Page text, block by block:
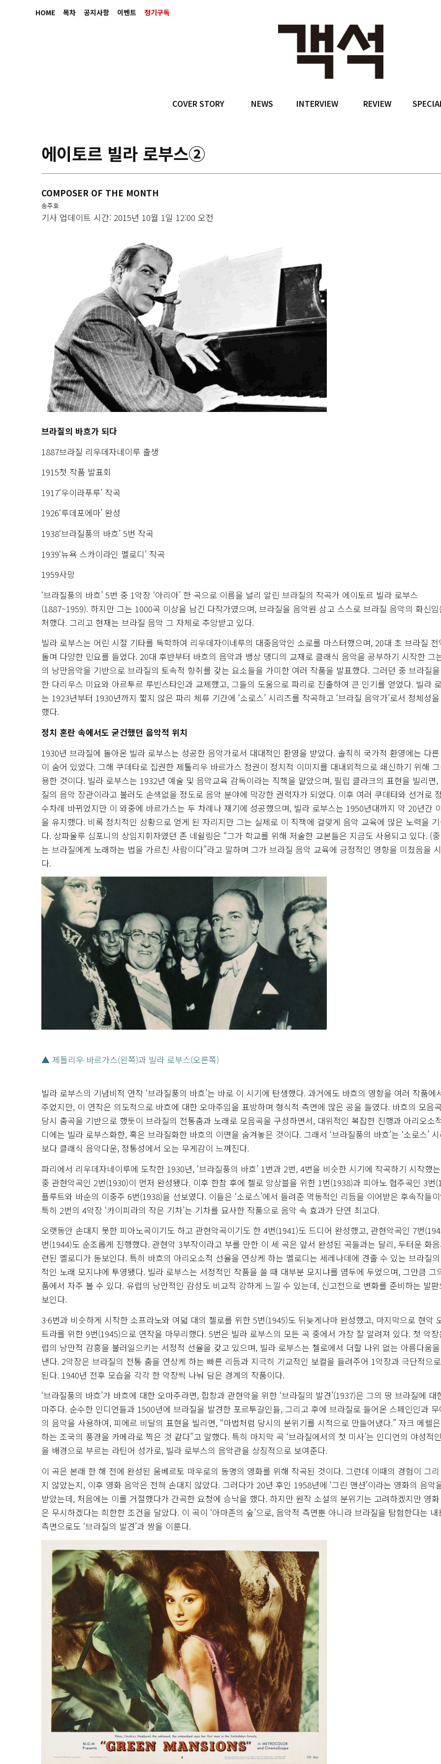
HOME 목차 공지사항 이벤트 정기구독
COVER STORY NEWS INTERVIEW REVIEW
에이토르 빌라 로부스②
COMPOSER OF THE MONTH
송주호
기사 업데이트 시간: 2015년 10월 1일 12:00 오전
브라질의 바흐가 되다
1887브라질 리우데자네이루 출생
1915첫 작품 발표회
1917‘우이라푸루’ 작곡
1926‘루데포에마’ 완성
1938‘브라질풍의 바흐’ 5번 작곡
1939‘뉴욕 스카이라인 멜로디’ 작곡
1959사망
‘브라질풍의 바흐’ 5번 중 1악장 ‘아리아’ 한 곡으로 이름을 널리 알린 브라질의 작곡가 에이토르 빌라 로부스
(1887~1959). 하지만 그는 1000곡 이상을 남긴 다작가였으며, 브라질을 음악원 삼고 스스로 브라질 음악의 화신
처했다. 그리고 현재는 브라질 음악 그 자체로 추앙받고 있다.
빌라 로부스는 어린 시절 기타를 독학하여 리우데자이네루의 대중음악인 소로를 마스터했으며, 20대 초 브라질 전
돌며 다양한 민요를 들었다. 20대 후반부터 바흐의 음악과 뱅상 댕디의 교재로 클래식 음악을 공부하기 시작한 그
의 낭만음악을 기반으로 브라질의 토속적 향취를 갖는 요소들을 가미한 여러 작품을 발표했다. 그러던 중 브라질
한 다리우스 미요와 아르투르 루빈스타인과 교제했고, 그들의 도움으로 파리로 진출하여 큰 인기를 얻었다. 빌라
는 1923년부터 1930년까지 짧지 않은 파리 체류 기간에 ‘소로스’ 시리즈를 작곡하고 ‘브라질 음악가’로서 정체성
했다.
정치 혼란 속에서도 굳건했던 음악적 위치
1930년 브라질에 돌아온 빌라 로부스는 성공한 음악가로서 대대적인 환영을 받았다. 솔직히 국가적 환영에는 다
이 숨어 있었다. 그해 쿠데타로 집권한 제툴리우 바르가스 정권이 정치적 이미지를 대내외적으로 쇄신하기 위해
용한 것이다. 빌라 로부스는 1932년 예술 및 음악교육 감독이라는 직책을 맡았으며, 필립 클라크의 표현을 빌리면,
질의 음악 장관이라고 불러도 손색없을 정도로 음악 분야에 막강한 권력자가 되었다. 이후 여러 쿠데타와 선거로
수차례 바뀌었지만 이 와중에 바르가스는 두 차례나 재기에 성공했으며, 빌라 로부스는 1950년대까지 약 20년간
을 유지했다. 비록 정치적인 상황으로 얻게 된 자리지만 그는 실제로 이 직책에 걸맞게 음악 교육에 많은 노력을
다. 상파울루 심포니의 상임지휘자였던 존 네쉴링은 “그가 학교를 위해 저술한 교본들은 지금도 사용되고 있다. (
는 브라질에게 노래하는 법을 가르친 사람이다”라고 말하며 그가 브라질 음악 교육에 긍정적인 영향을 미쳤음을
다.
▲ 제틀리우 바르가스(왼쪽)과 빌라 로부스(오른쪽)
빌라 로부스의 기념비적 연작 ‘브라질풍의 바흐’는 바로 이 시기에 탄생했다. 과거에도 바흐의 영향을 여러 작품에
주었지만, 이 연작은 의도적으로 바흐에 대한 오마주임을 표방하며 형식적 측면에 많은 공을 들였다. 바흐의 모음
당시 춤곡을 기반으로 했듯이 브라질의 전통춤과 노래로 모음곡을 구성하면서, 대위적인 복잡한 진행과 아리오소
디에는 빌라 로부스화한, 혹은 브라질화한 바흐의 이면을 숨겨놓은 것이다. 그래서 ‘브라질풍의 바흐’는 ‘소로스’
보다 클래식 음악다운, 정통성에서 오는 무게감이 느껴진다.
파리에서 리우데자네이루에 도착한 1930년, ‘브라질풍의 바흐’ 1번과 2번, 4번을 비슷한 시기에 작곡하기 시작했
중 관현악곡인 2번(1930)이 먼저 완성됐다. 이후 한참 후에 첼로 앙상블을 위한 1번(1938)과 피아노 협주곡인 3번
플루트와 바순의 이중주 6번(1938)을 선보였다. 이들은 ‘소로스’에서 들려준 역동적인 리듬을 이어받은 후속작들
특히 2번의 4악장 ‘카이피라의 작은 기차’는 기차를 묘사한 작품으로 음악 속 효과가 단연 최고다.
오랫동안 손대지 못한 피아노곡이기도 하고 관현악곡이기도 한 4번(1941)도 드디어 완성했고, 관현악곡인 7번
번(1944)도 순조롭게 진행했다. 관현악 3부작이라고 부를 만한 이 세 곡은 앞서 완성된 곡들과는 달리, 두터운 화
련된 멜로디가 돋보인다. 특히 바흐의 아리오소적 선율을 연상케 하는 멜로디는 세레나데에 견줄 수 있는 브라질
적인 노래 모지냐에 투영됐다. 빌라 로부스는 서정적인 작품을 쓸 때 대부분 모지냐를 염두에 두었으며, 그만큼 그
품에서 자주 볼 수 있다. 유럽의 낭만적인 감성도 비교적 강하게 느낄 수 있는데, 신고전으로 변화를 준비하는 발
보인다.
3·6번과 비슷하게 시작한 소프라노와 여덟 대의 첼로를 위한 5번(1945)도 뒤늦게나마 완성했고, 마지막으로 현악
트라를 위한 9번(1945)으로 연작을 마무리했다. 5번은 빌라 로부스의 모든 곡 중에서 가장 잘 알려져 있다. 첫 악
럽의 낭만적 감흥을 불러일으키는 서정적 선율을 갖고 있으며, 빌라 로부스는 첼로에서 더할 나위 없는 아름다움
낸다. 2악장은 브라질의 전통 춤을 연상케 하는 빠른 리듬과 지극히 기교적인 보컬을 들려주어 1악장과 극단적으
된다. 1940년 전후 모습을 각각 한 악장씩 나눠 담은 경계의 작품이다.
‘브라질풍의 바흐’가 바흐에 대한 오마주라면, 합창과 관현악을 위한 ‘브라질의 발견’(1937)은 그의 땅 브라질에 대
마주다. 순수한 인디언들과 1500년에 브라질을 발견한 포르투갈인들, 그리고 후에 브라질로 들어온 스페인인과
의 음악을 사용하여, 피에르 비달의 표현을 빌리면, “마법처럼 당시의 분위기를 시적으로 만들어냈다.” 자크 메렐
하는 조국의 풍경을 카메라로 찍은 것 같다”고 말했다. 특히 마지막 곡 ‘브라질에서의 첫 미사’는 인디언의 야성적
을 배경으로 부르는 라틴어 성가로, 빌라 로부스의 음악관을 상징적으로 보여준다.
이 곡은 본래 한 해 전에 완성된 움베르토 마우로의 동명의 영화를 위해 작곡된 것이다. 그런데 이때의 경험이 그
지 않았는지, 이후 영화 음악은 전혀 손대지 않았다. 그러다가 20년 후인 1958년에 ‘그린 맨션’이라는 영화의 음악
받았는데, 처음에는 이를 거절했다가 간곡한 요청에 승낙을 했다. 하지만 원작 소설의 분위기는 고려하겠지만 영
은 무시하겠다는 희한한 조건을 달았다. 이 곡이 ‘아마존의 숲’으로, 음악적 측면뿐 아니라 브라질을 탐험한다는 내
측면으로도 ‘브라질의 발견’과 쌍을 이룬다.